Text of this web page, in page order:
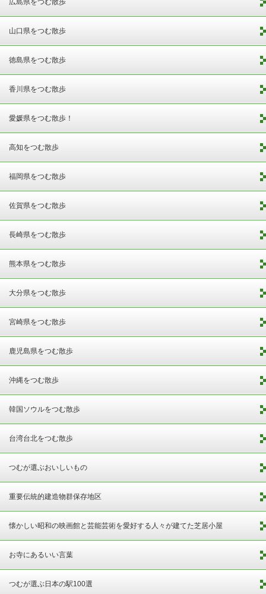
山口県をつむ散歩
徳島県をつむ散歩
香川県をつむ散歩
愛媛県をつむ散歩！
高知をつむ散歩
福岡県をつむ散歩
佐賀県をつむ散歩
長崎県をつむ散歩
熊本県をつむ散歩
大分県をつむ散歩
宮崎県をつむ散歩
鹿児島県をつむ散歩
沖縄をつむ散歩
韓国ソウルをつむ散歩
台湾台北をつむ散歩
つむが選ぶおいしいもの
重要伝統的建造物群保存地区
懐かしい昭和の映画館と芸能芸術を愛好する人々が建てた芝居小屋
お寺にあるいい言葉
つむが選ぶ日本の駅100選